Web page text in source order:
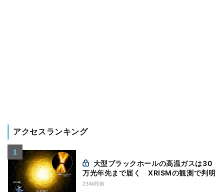
アクセスランキング
万光年先まで届く XRISMの観測で判明
23時間前